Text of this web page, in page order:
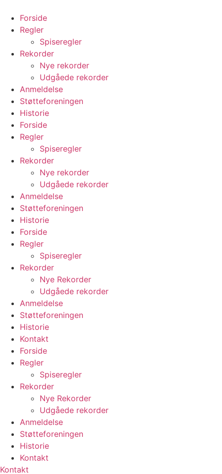
indhold
Forside
Regler
Spiseregler
Rekorder
Nye rekorder
Udgåede rekorder
Anmeldelse
Støtteforeningen
Historie
Forside
Regler
Spiseregler
Rekorder
Nye rekorder
Udgåede rekorder
Anmeldelse
Støtteforeningen
Historie
Forside
Regler
Spiseregler
Rekorder
Nye Rekorder
Udgåede rekorder
Anmeldelse
Støtteforeningen
Historie
Kontakt
Forside
Regler
Spiseregler
Rekorder
Nye Rekorder
Udgåede rekorder
Anmeldelse
Støtteforeningen
Historie
Kontakt
Kontakt